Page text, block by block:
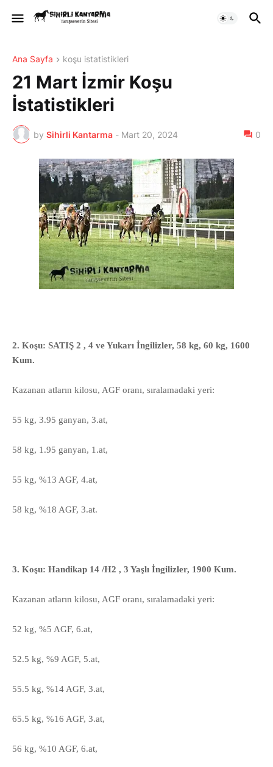
Ana Sayfa koşu istatistikleri
21 Mart İzmir Koşu
İstatistikleri
by Sihirli Kantarma - Mart 20, 2024 0
2. Koşu: SATIŞ 2 , 4 ve Yukarı İngilizler, 58 kg, 60 kg, 1600
Kum.
Kazanan atların kilosu, AGF oranı, sıralamadaki yeri:
55 kg, 3.95 ganyan, 3.at,
58 kg, 1.95 ganyan, 1.at,
55 kg, %13 AGF, 4.at,
58 kg, %18 AGF, 3.at.
3. Koşu: Handikap 14 /H2 , 3 Yaşlı İngilizler, 1900 Kum.
Kazanan atların kilosu, AGF oranı, sıralamadaki yeri:
52 kg, %5 AGF, 6.at,
52.5 kg, %9 AGF, 5.at,
55.5 kg, %14 AGF, 3.at,
65.5 kg, %16 AGF, 3.at,
56 kg, %10 AGF, 6.at,